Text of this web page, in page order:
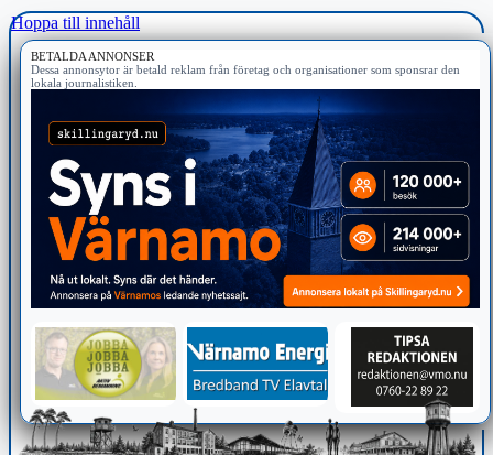
Hoppa till innehåll
BETALDA ANNONSER
Dessa annonsytor är betald reklam från företag och organisationer som sponsrar den
lokala journalistiken.